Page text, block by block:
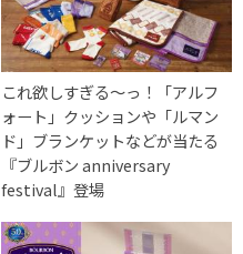
これ欲しすぎる〜っ！「アルフ
ォート」クッションや「ルマン
ド」ブランケットなどが当たる
『ブルボン anniversary
festival』登場